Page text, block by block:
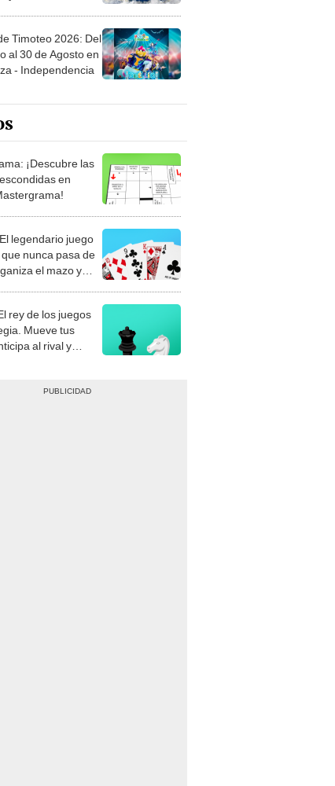
Timoteo 2026: Del
al 30 de Agosto en
- Independencia
¡Descubre las
en
legendario juego
nunca pasa de
el mazo y
rey de los juegos
Mueve tus
al rival y